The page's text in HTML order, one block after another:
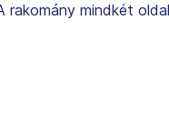
mindkét